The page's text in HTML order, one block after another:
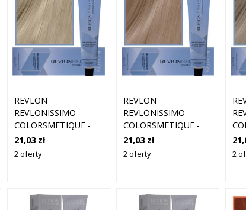
REVLON
REVLONISSIMO
COLORSMETIQUE -
KREMOWA FARBA DO
WŁOSÓW, 60ML 9,01
| BARDZO JASNY
21,03 zł
2 oferty
REVLON
REVLONISSIMO
COLORSMETIQUE -
KREMOWA FARBA DO
WŁOSÓW, 60ML 8,2 |
JASNY OPALIZUJĄCY
21,03 zł
2 oferty 2